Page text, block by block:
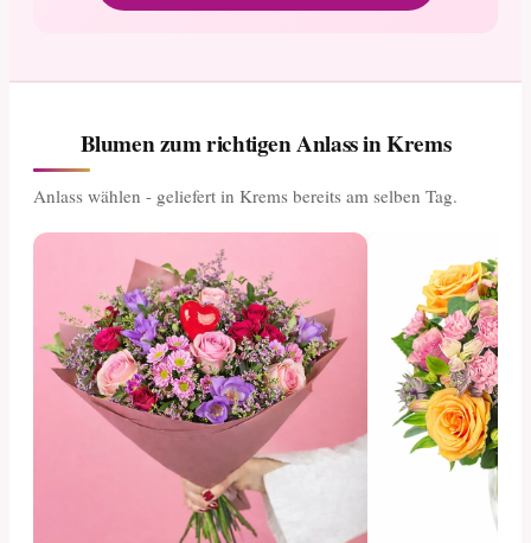
Blumen zum richtigen Anlass in Krems
Anlass wählen - geliefert in Krems bereits am selben Tag.